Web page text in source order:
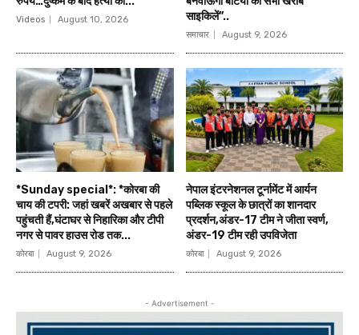
Videos August 10, 2026
साइकिलें”..
समाचार August 9, 2026
*Sunday special*: *कोरबा की
चाय की टपरी: जहां खबरें अखबार से पहले
पहुंचती हैं,घंटाघर से निहारिका और टीपी
नगर से पावर हाउस रोड तक...
कोरबा August 9, 2026
नेपाल इंटरनेशनल टूर्नामेंट में आर्यन
पब्लिक स्कूल के छात्रों का शानदार
प्रदर्शन,अंडर-17 टीम ने जीता स्वर्ण,
अंडर-19 टीम रही उपविजेता
कोरबा August 9, 2026
- Advertisement -